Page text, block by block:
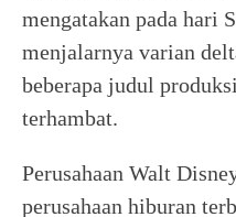
mengatakan pada hari
menjalarnya varian
beberapa judul
terhambat.
Perusahaan Walt
perusahaan hiburan